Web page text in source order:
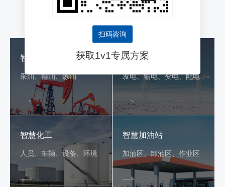
应用场景
智慧油田
采油、输油、炼油
智慧电力
发电、输电、变电、配电
智慧化工
人员、车辆、设备、环境
智慧加油站
加油区、卸油区、作业区
扫码咨询
获取1v1专属方案